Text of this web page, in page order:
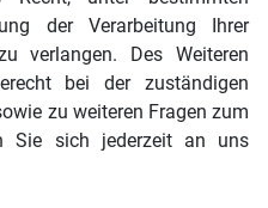
der Verarbeitung Ihrer
verlangen. Des Weiteren
bei der zuständigen
zu weiteren Fragen zum
Sie sich jederzeit an uns